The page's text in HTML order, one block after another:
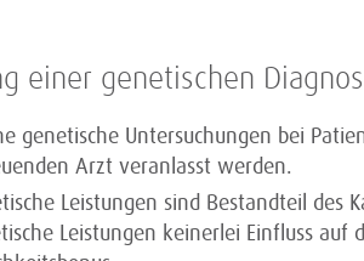
einer genetischen
genetische Untersuchungen bei
Arzt veranlasst werden.
Leistungen sind Bestandteil des
Leistungen keinerlei Einfluss auf